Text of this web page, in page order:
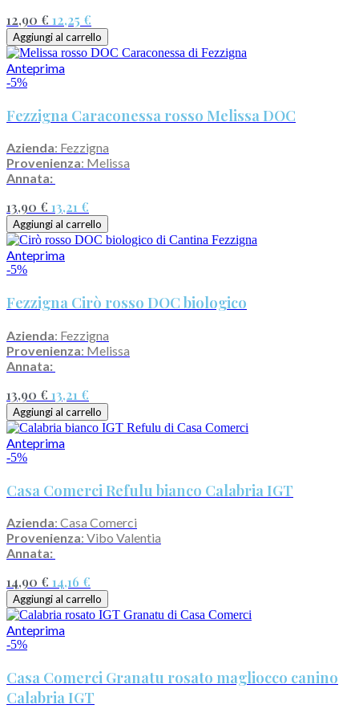
12,90 € 12,25 €
Aggiungi al carrello
Anteprima
-5%
Fezzigna Caraconessa rosso Melissa DOC
Azienda: Fezzigna
Provenienza: Melissa
Annata:
13,90 € 13,21 €
Aggiungi al carrello
Anteprima
-5%
Fezzigna Cirò rosso DOC biologico
Azienda: Fezzigna
Provenienza: Melissa
Annata:
13,90 € 13,21 €
Aggiungi al carrello
Anteprima
-5%
Casa Comerci Refulu bianco Calabria IGT
Azienda: Casa Comerci
Provenienza: Vibo Valentia
Annata:
14,90 € 14,16 €
Aggiungi al carrello
Anteprima
-5%
Casa Comerci Granatu rosato magliocco canino
Calabria IGT